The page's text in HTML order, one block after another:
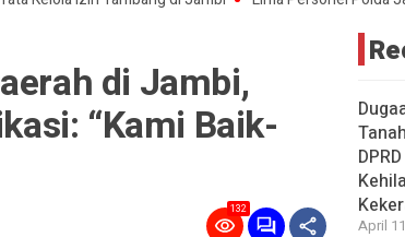
di Jambi,
“Kami Baik-
132
April